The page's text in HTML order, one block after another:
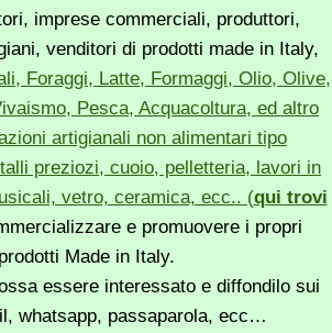
imprese commerciali, produttori,
venditori di prodotti made in Italy,
Foraggi, Latte, Formaggi, Olio, Olive,
Pesca, Acquacoltura, ed altro
artigianali non alimentari tipo
preziozi, cuoio, pelletteria, lavori in
vetro, ceramica, ecc.. (qui trovi
e promuovere i propri
prodotti Made in Italy.
essere interessato e diffondilo sui
whatsapp, passaparola, ecc…